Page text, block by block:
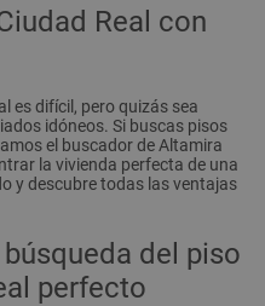
Real con
es difícil, pero quizás sea
idóneos. Si buscas pisos
el buscador de Altamira
la vivienda perfecta de una
y descubre todas las ventajas
del piso
perfecto